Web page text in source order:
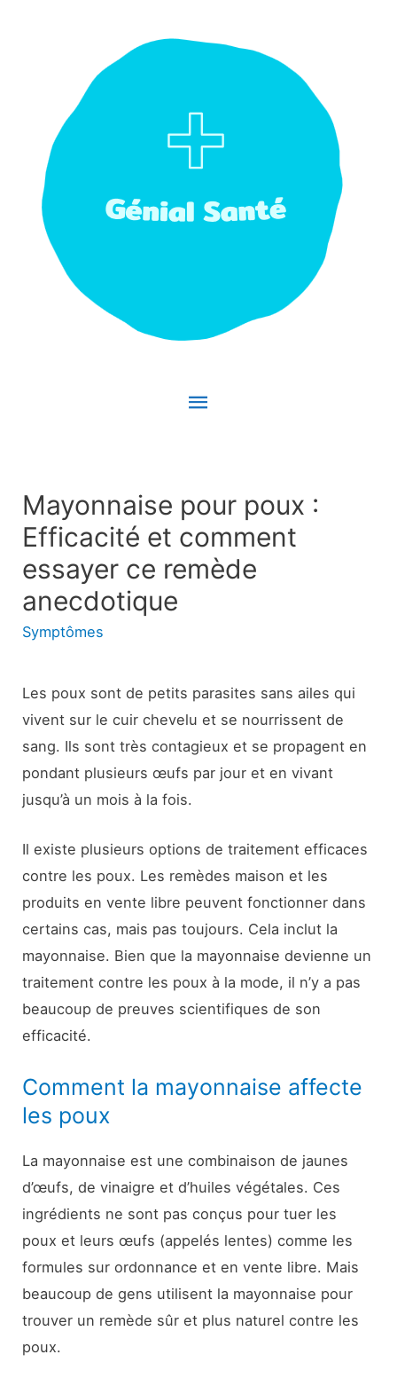
Menu
Mayonnaise pour poux :
Efficacité et comment
essayer ce remède
anecdotique
Symptômes
Les poux sont de petits parasites sans ailes qui
vivent sur le cuir chevelu et se nourrissent de
sang. Ils sont très contagieux et se propagent en
pondant plusieurs œufs par jour et en vivant
jusqu’à un mois à la fois.
Il existe plusieurs options de traitement efficaces
contre les poux. Les remèdes maison et les
produits en vente libre peuvent fonctionner dans
certains cas, mais pas toujours. Cela inclut la
mayonnaise. Bien que la mayonnaise devienne un
traitement contre les poux à la mode, il n’y a pas
beaucoup de preuves scientifiques de son
efficacité.
Comment la mayonnaise affecte
les poux
La mayonnaise est une combinaison de jaunes
d’œufs, de vinaigre et d’huiles végétales. Ces
ingrédients ne sont pas conçus pour tuer les
poux et leurs œufs (appelés lentes) comme les
formules sur ordonnance et en vente libre. Mais
beaucoup de gens utilisent la mayonnaise pour
trouver un remède sûr et plus naturel contre les
poux.